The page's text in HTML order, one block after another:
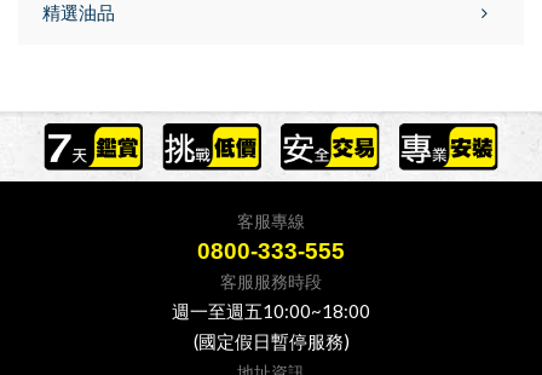
精選油品
客服專線
0800-333-555
客服服務時段
週一至週五10:00~18:00
(國定假日暫停服務)